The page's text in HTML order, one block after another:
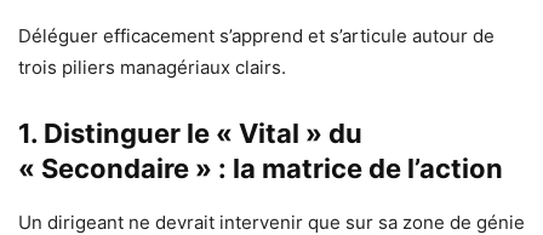
Déléguer efficacement s’apprend et s’articule autour de
trois piliers managériaux clairs.
1. Distinguer le « Vital » du
« Secondaire » : la matrice de l’action
Un dirigeant ne devrait intervenir que sur sa zone de génie